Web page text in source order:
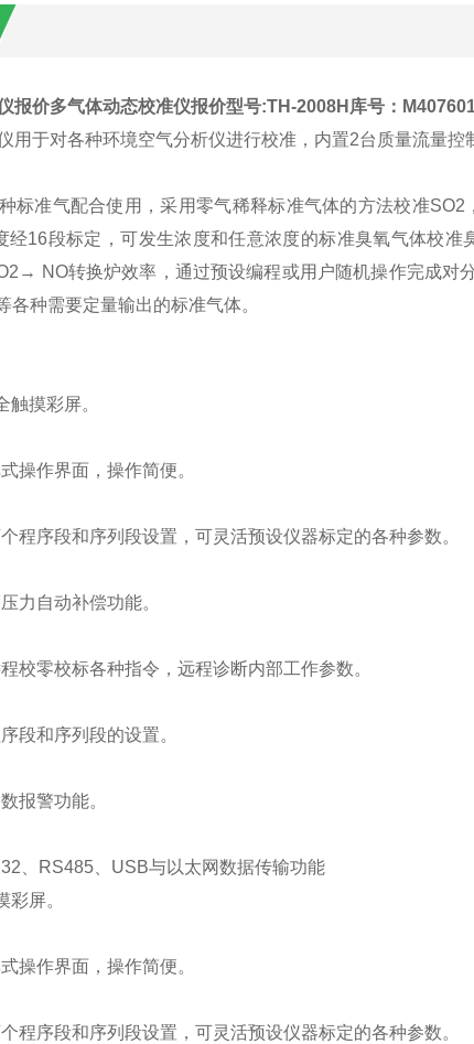
报价多气体动态校准仪报价型号:TH-2008H库号：
用于对各种环境空气分析仪进行校准，内置2台质量流量
准气配合使用，采用零气稀释标准气体的方法校准SO2
经16段标定，可发生浓度和任意浓度的标准臭氧气体校
NO转换炉效率，通过预设编程或用户随机操作完成对
各种需要定量输出的标准气体。
摸彩屏。
作界面，操作简便。
序段和序列段设置，可灵活预设仪器标定的各种参数。
自动补偿功能。
零校标各种指令，远程诊断内部工作参数。
和序列段的设置。
警功能。
RS485、USB与以太网数据传输功能
屏。
作界面，操作简便。
序段和序列段设置，可灵活预设仪器标定的各种参数。